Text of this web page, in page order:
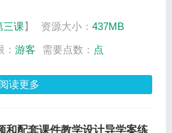
放的决心。这节课，我们将以中国
一起来学习世界是普遍联系的这一课
：导入新课，提出议题，为学习新课
学活动做好铺垫
三课】 资源大小： 437MB
游客 需要点数： 点
阅读更多
和配套课件教学设计导学案练